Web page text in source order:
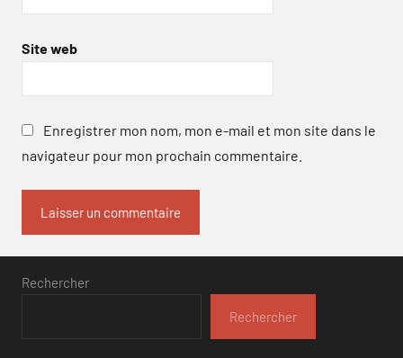
Site web
Enregistrer mon nom, mon e-mail et mon site dans le
navigateur pour mon prochain commentaire.
Rechercher
Rechercher